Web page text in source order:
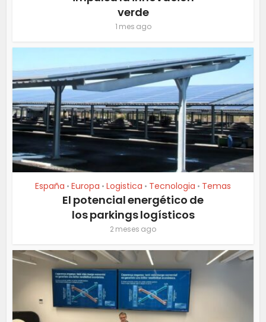
verde
1 mes ago
España • Europa • Logistica • Tecnologia • Temas
El potencial energético de
los parkings logísticos
2 meses ago